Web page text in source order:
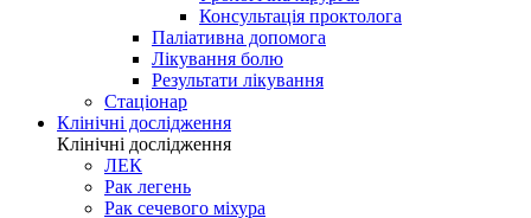
Консультація проктолога
Паліативна допомога
Лікування болю
Результати лікування
Стаціонар
Клінічні дослідження
Клінічні дослідження
ЛЕК
Рак легень
Рак сечевого міхура